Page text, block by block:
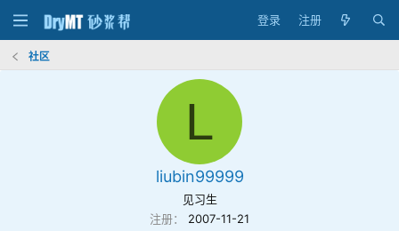
登录 注册
社区
L
liubin99999
见习生
注册
2007-11-21